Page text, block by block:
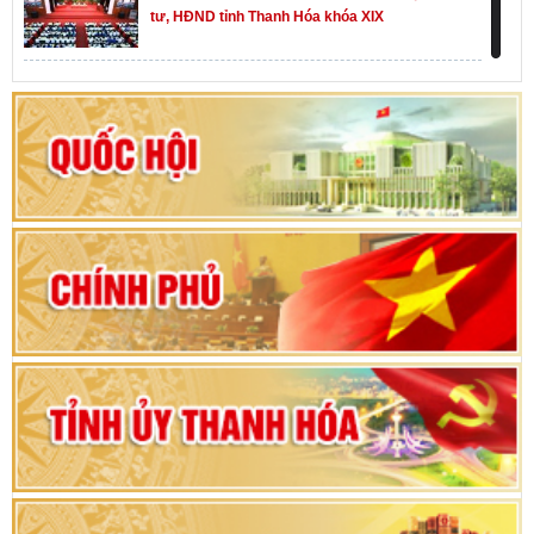
tư, HĐND tỉnh Thanh Hóa khóa XIX
Khai mạc kỳ họp thứ Nhất, Quốc hội khóa XVI
Hướng dẫn quy trình bỏ phiếu bầu cử ĐBQH
khoá XVI và đại biểu HĐND các cấp nhiệm kỳ
2026-2031
80 năm Quốc hội Việt Nam: vì lợi ích Nhân dân,
vì sự phát triển của đất nước
Bộ Chính trị duyệt nội dung Đại hội đại biểu
Đảng bộ tỉnh Thanh Hóa lần thứ XX, nhiệm kỳ
2025 - 2030
Đại hội đại biểu Đảng bộ xã Yên Thọ lần thứ I,
nhiệm kỳ 2025 – 2030